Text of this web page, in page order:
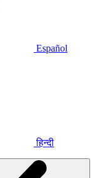
Español
हिन्दी